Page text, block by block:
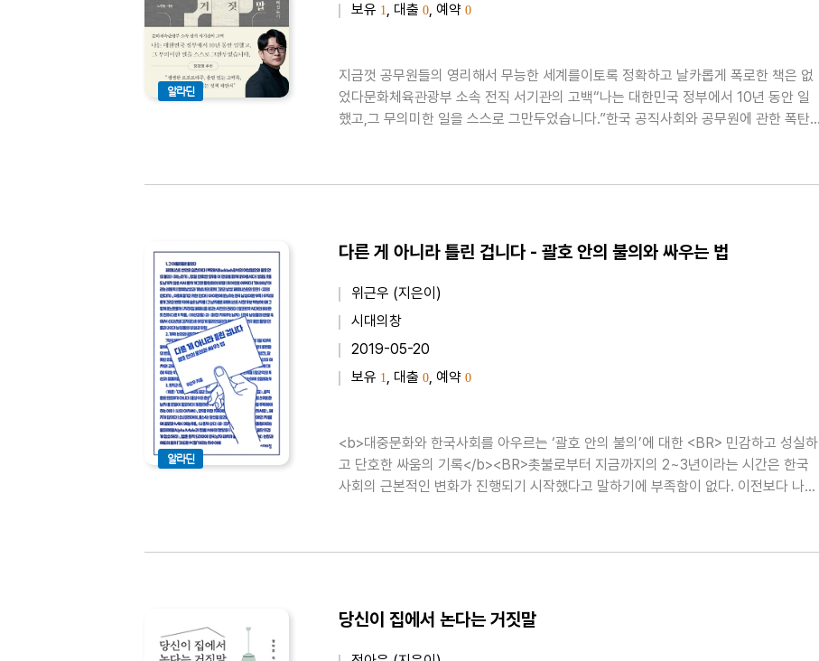
알라딘
보유 1, 대출 0, 예약 0
지금껏 공무원들의 영리해서 무능한 세계를이토록 정확하고 날카롭게 폭로한 책은 없
었다문화체육관광부 소속 전직 서기관의 고백“나는 대한민국 정부에서 10년 동안 일
했고,그 무의미한 일을 스스로 그만두었습니다.”한국 공직사회와 공무원에 관한 폭탄
알라딘
다른 게 아니라 틀린 겁니다 - 괄호 안의 불의와 싸우는 법
위근우 (지은이)
시대의창
2019-05-20
보유 1, 대출 0, 예약 0
<b>대중문화와 한국사회를 아우르는 ‘괄호 안의 불의’에 대한 <BR> 민감하고 성실하
고 단호한 싸움의 기록</b><BR>촛불로부터 지금까지의 2~3년이라는 시간은 한국
사회의 근본적인 변화가 진행되기 시작했다고 말하기에 부족함이 없다. 이전보다 나아
당신이 집에서 논다는 거짓말